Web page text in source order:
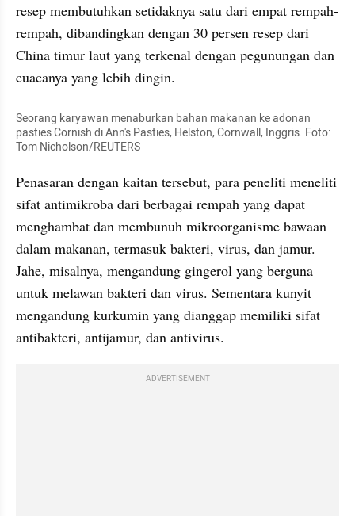
resep membutuhkan setidaknya satu dari empat rempah-
rempah, dibandingkan dengan 30 persen resep dari
China timur laut yang terkenal dengan pegunungan dan
cuacanya yang lebih dingin.
Seorang karyawan menaburkan bahan makanan ke adonan
pasties Cornish di Ann's Pasties, Helston, Cornwall, Inggris. Foto:
Tom Nicholson/REUTERS
Penasaran dengan kaitan tersebut, para peneliti meneliti
sifat antimikroba dari berbagai rempah yang dapat
menghambat dan membunuh mikroorganisme bawaan
dalam makanan, termasuk bakteri, virus, dan jamur.
Jahe, misalnya, mengandung gingerol yang berguna
untuk melawan bakteri dan virus. Sementara kunyit
mengandung kurkumin yang dianggap memiliki sifat
antibakteri, antijamur, dan antivirus.
ADVERTISEMENT